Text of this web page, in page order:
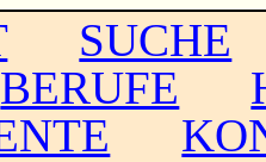
SUCHE
BERUFE